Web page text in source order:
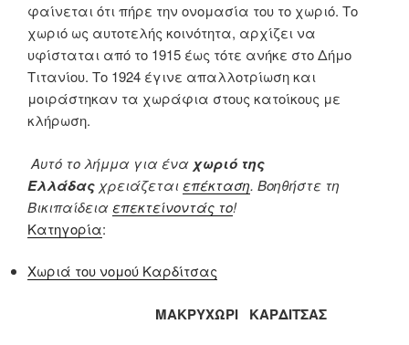
φαίνεται ότι πήρε την ονομασία του το χωριό. Το
χωριό ως αυτοτελής κοινότητα, αρχίζει να
υφίσταται από το 1915 έως τότε ανήκε στο Δήμο
Τιτανίου. Το 1924 έγινε απαλλοτρίωση και
μοιράστηκαν τα χωράφια στους κατοίκους με
κλήρωση.
Αυτό το λήμμα για ένα χωριό της
Ελλάδας χρειάζεται επέκταση. Βοηθήστε τη
Βικιπαίδειαεπεκτείνοντάς το!
Κατηγορία:
Χωριά του νομού Καρδίτσας
ΜΑΚΡΥΧΩΡΙ ΚΑΡΔΙΤΣΑΣ